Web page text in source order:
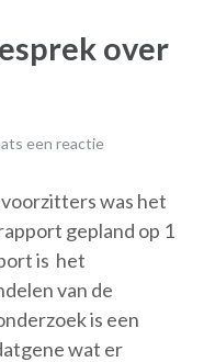
over
een reactie
was het
gepland op 1
is het
van de
is een
wat er